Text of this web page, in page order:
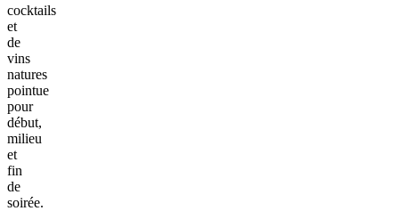
cocktails
et
de
vins
natures
pointue
pour
début,
milieu
et
fin
de
soirée.